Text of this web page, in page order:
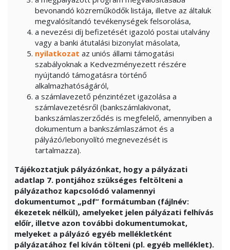
bevonandó közreműködők listája, illetve az általuk
megvalósítandó tevékenységek felsorolása,
a nevezési díj befizetését igazoló postai utalvány
vagy a banki átutalási bizonylat másolata,
nyilatkozat az uniós állami támogatási
szabályoknak a Kedvezményezett részére
nyújtandó támogatásra történő
alkalmazhatóságáról,
a számlavezető pénzintézet igazolása a
számlavezetésről (bankszámlakivonat,
bankszámlaszerződés is megfelelő, amennyiben a
dokumentum a bankszámlaszámot és a
pályázó/lebonyolító megnevezését is
tartalmazza).
Tájékoztatjuk pályázónkat, hogy a pályázati
adatlap 7. pontjához szükséges feltölteni a
pályázathoz kapcsolódó valamennyi
dokumentumot „pdf” formátumban (fájlnév:
ékezetek nélkül), amelyeket jelen pályázati felhívás
előír, illetve azon további dokumentumokat,
melyeket a pályázó egyéb mellékletként
pályázatához fel kíván tölteni (pl. egyéb melléklet).